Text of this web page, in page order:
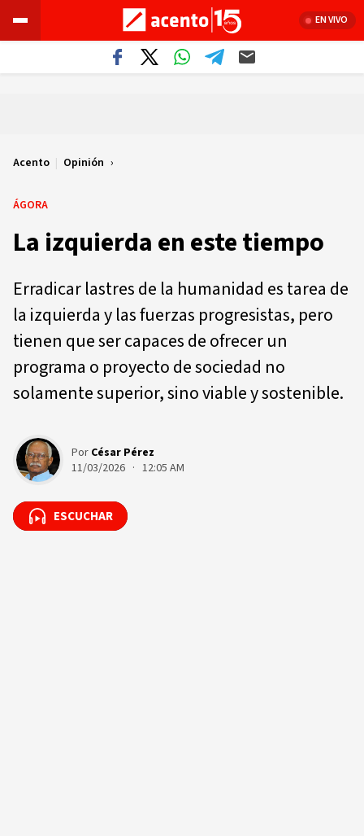
EN VIVO
Acento | Opinión
ÁGORA
La izquierda en este tiempo
Erradicar lastres de la humanidad es tarea de
la izquierda y las fuerzas progresistas, pero
tienen que ser capaces de ofrecer un
programa o proyecto de sociedad no
solamente superior, sino viable y sostenible.
Por César Pérez
11/03/2026 · 12:05 AM
ESCUCHAR
ESCUCHAR